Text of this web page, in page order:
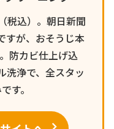
税込）。朝日新聞
すが、おそうじ本
防カビ仕上げ込
洗浄で、全スタッ
す。